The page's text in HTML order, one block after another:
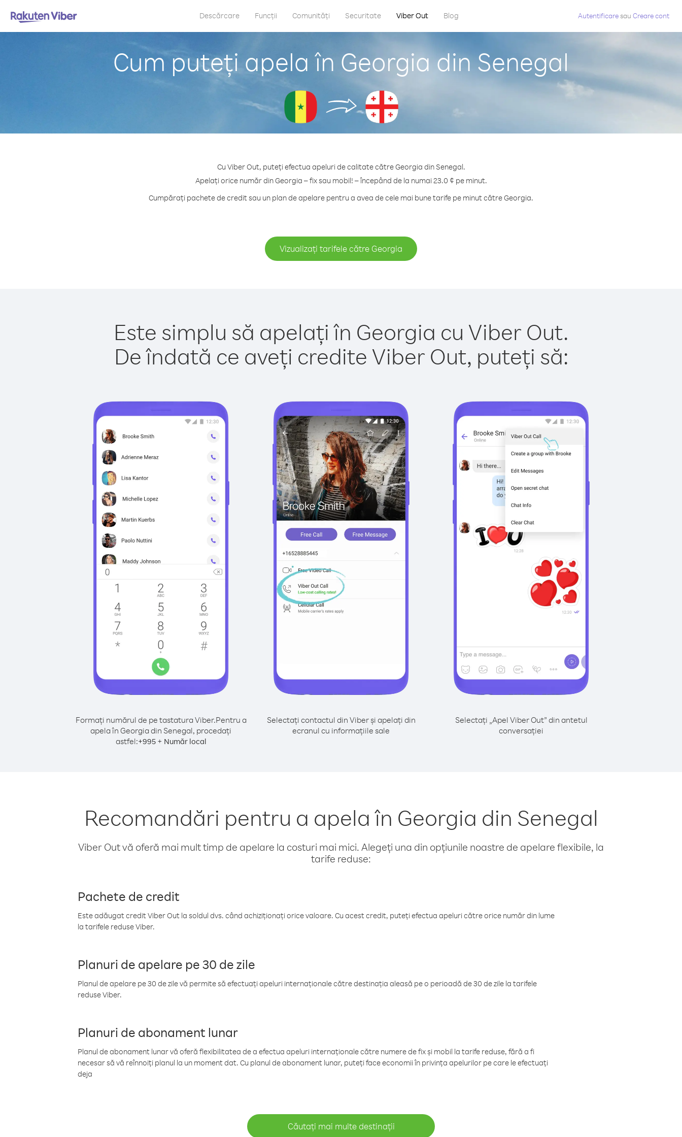
Descărcare Funcții Comunități Securitate Viber Out Blog Autentificaresau Creare cont
Cum puteți apela în Georgia din Senegal
Cu Viber Out, puteți efectua apeluri de calitate către Georgia din Senegal.
Apelați orice număr din Georgia – fix sau mobil! – începând de la numai 23.0 ¢ pe minut.
Cumpărați pachete de credit sau un plan de apelare pentru a avea de cele mai bune tarife pe minut către Georgia.
Vizualizați tarifele către Georgia
Este simplu să apelați în Georgia cu Viber Out.
De îndată ce aveți credite Viber Out, puteți să:
Formați numărul de pe tastatura Viber.Pentru a
apela în Georgia din Senegal, procedați
astfel:+995+ Număr local
Selectați contactul din Viber și apelați din
ecranul cu informațiile sale
Selectați „Apel Viber Out” din antetul
conversației
Recomandări pentru a apela în Georgia din Senegal
Viber Out vă oferă mai mult timp de apelare la costuri mai mici. Alegeți una din opțiunile noastre de apelare flexibile, la
tarife reduse:
Pachete de credit
Este adăugat credit Viber Out la soldul dvs. când achiziționați orice valoare. Cu acest credit, puteți efectua apeluri către orice număr din lume
la tarifele reduse Viber.
Planuri de apelare pe 30 de zile
Planul de apelare pe 30 de zile vă permite să efectuați apeluri internaționale către destinația aleasă pe o perioadă de 30 de zile la tarifele
reduse Viber.
Planuri de abonament lunar
Planul de abonament lunar vă oferă flexibilitatea de a efectua apeluri internaționale către numere de fix și mobil la tarife reduse, fără a fi
necesar să vă reînnoiți planul la un moment dat. Cu planul de abonament lunar, puteți face economii în privința apelurilor pe care le efectuați
deja
Căutați mai multe destinații